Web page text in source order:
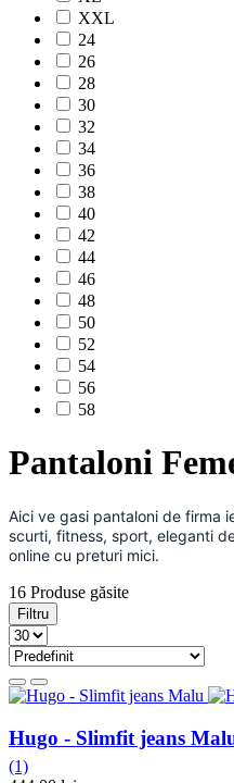
XXL
24
26
28
30
32
34
36
38
40
42
44
46
48
50
52
54
56
58
Pantaloni
Aici ve gasi pantaloni de firma
scurti, fitness, sport, eleganti
online cu preturi mici.
16 Produse găsite
Filtru
Hugo - Slimfit jeans
(1)